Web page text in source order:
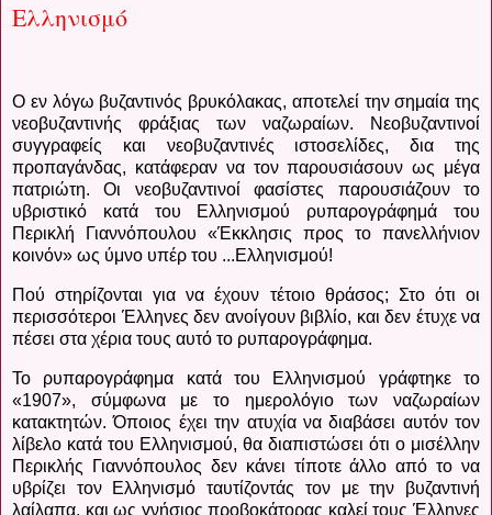
Ελληνισμό
Ο εν λόγω βυζαντινός βρυκόλακας, αποτελεί την σημαία της
νεοβυζαντινής φράξιας των ναζωραίων.
Νεοβυζαντινοί
συγγραφείς και νεοβυζαντινές ιστοσελίδες, δια της
προπαγάνδας, κατάφεραν να τον παρουσιάσουν ως μέγα
πατριώτη. Οι νεοβυζαντινοί φασίστες παρουσιάζουν το
υβριστικό κατά του Ελληνισμού ρυπαρογράφημά του
Περικλή Γιαννόπουλου «Έκκλησις προς το πανελλήνιον
κοινόν» ως ύμνο υπέρ του ...Ελληνισμού!
Πού στηρίζονται για να έχουν τέτοιο θράσος; Στο ότι οι
περισσότεροι Έλληνες δεν ανοίγουν βιβλίο, και δεν έτυχε να
πέσει στα χέρια τους αυτό το ρυπαρογράφημα.
Το ρυπαρογράφημα κατά του Ελληνισμού γράφτηκε το
«1907», σύμφωνα με το ημερολόγιο των ναζωραίων
κατακτητών. Όποιος έχει την ατυχία να διαβάσει αυτόν τον
λίβελο κατά του Ελληνισμού, θα διαπιστώσει ότι ο μισέλλην
Περικλής Γιαννόπουλος δεν κάνει τίποτε άλλο από το να
υβρίζει τον Ελληνισμό ταυτίζοντάς τον με την βυζαντινή
λαίλαπα, και ως γνήσιος προβοκάτορας καλεί τους Έλληνες